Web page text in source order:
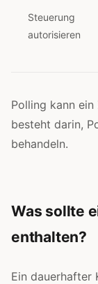
Steuerung
autorisieren
Polling kann
besteht darin,
behandeln.
Was sollte
enthalten?
Ein dauerhafter